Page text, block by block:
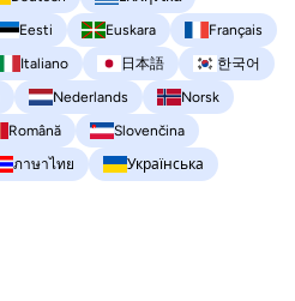
Eesti Euskara
Français
Italiano 日本語
한국어
Nederlands
Norsk
Română
Slovenčina
ภาษาไทย
Українська